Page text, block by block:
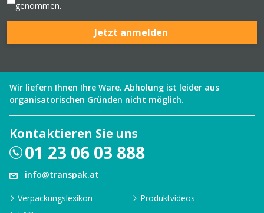
genommen.
Jetzt anmelden
Wir liefern Ihnen Ihre Ware. Abholung ist leider aus
organisatorischen Gründen nicht möglich.
Kontaktieren Sie uns
01 23 06 03 888
info@transpak.at
Verpackungslexikon
Produktvideos